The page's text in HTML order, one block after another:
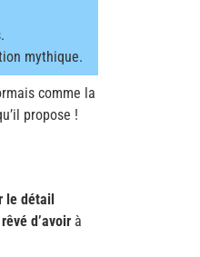
mythique.
comme la
propose !
le détail
d’avoir à